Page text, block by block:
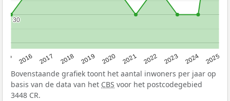
2016 2017 2018 2019 2020 2021 2022 2023 2024 2025
30
30
Bovenstaande grafiek toont het aantal inwoners per jaar op
basis van de data van het CBS voor het postcodegebied
3448 CR.